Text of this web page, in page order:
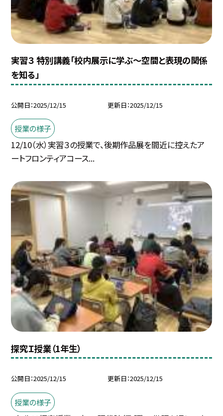
実習３ 特別講義「校内展示に学ぶ〜空間と表現の関係
を知る」
公開日 2025/12/15 更新日 2025/12/15
授業の様子
12/10（水）実習３の授業で、後期作品展を間近に控えたア
ートフロンティアコース...
探究Ｉ授業（1年生）
公開日 2025/12/15 更新日 2025/12/15
授業の様子